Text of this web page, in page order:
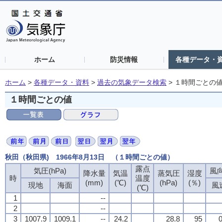
ホーム 防災情報 各種データ・
ホーム > 各種データ・資料 > 過去の気象データ検索 > １時間ごとの
１時間ごとの値
秋田（秋田県) 1966年8月13日 （１時間ごとの値）
時
気圧(hPa)
降水量
(mm)
気温
(℃)
露点
温度
(℃)
蒸気圧
(hPa)
湿度
(％)
風
現地
海面
風
1
--
2
--
3
1007.9 1009.1 -- 24.2 28.8 95